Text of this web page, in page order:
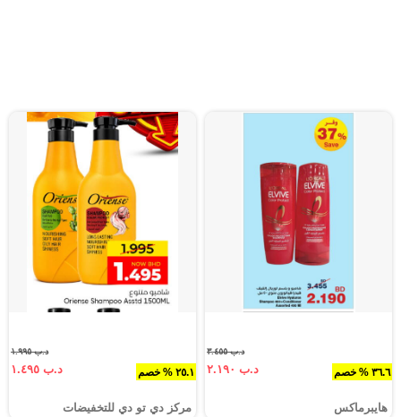
٣٦.٦ % خصم
د.ب ٣.٤٥٥
د.ب ٢.١٩٠
هايبرماكس
٢٥.١ % خصم
د.ب ١.٩٩٥
د.ب ١.٤٩٥
مركز دي تو دي للتخفيضات